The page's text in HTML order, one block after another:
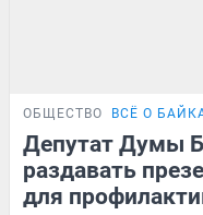
ОБЩЕСТВО ВСЁ О
Депутат Думы
раздавать
для